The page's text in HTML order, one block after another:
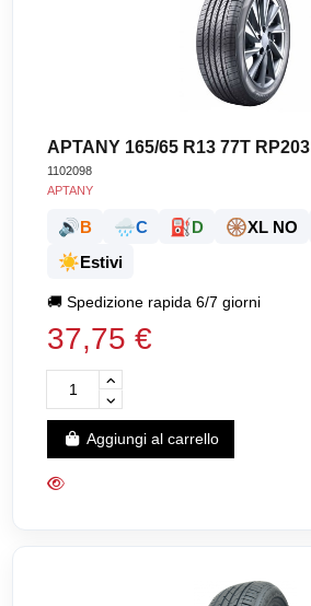
APTANY 165/65 R13 77T RP203
1102098
APTANY
🔊B 🌧️C ⛽D 🛞XL NO
☀️Estivi
🚚Spedizione rapida 6/7 giorni
37,75 €
Aggiungi al carrello